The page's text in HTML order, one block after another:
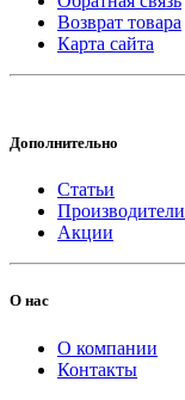
Возврат товара
Карта сайта
Дополнительно
Статьи
Производители
Акции
О нас
О компании
Контакты